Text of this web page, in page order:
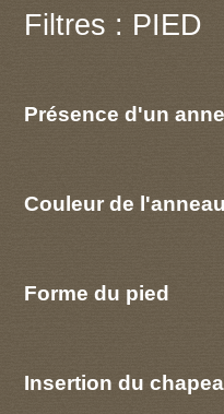
Filtres : PIED
Présence d'un
Couleur de l'anneau
Forme du pied
Insertion du